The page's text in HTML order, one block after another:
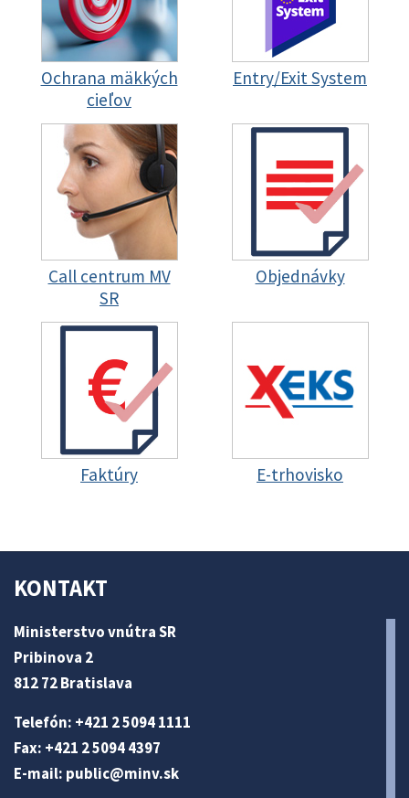
Ochrana mäkkých
cieľov
Entry/Exit System
Call centrum MV
SR
Objednávky
Faktúry E-trhovisko
KONTAKT
Ministerstvo vnútra SR
Pribinova 2
812 72 Bratislava
Telefón: +421 2 5094 1111
Fax: +421 2 5094 4397
E-mail: public@minv.sk